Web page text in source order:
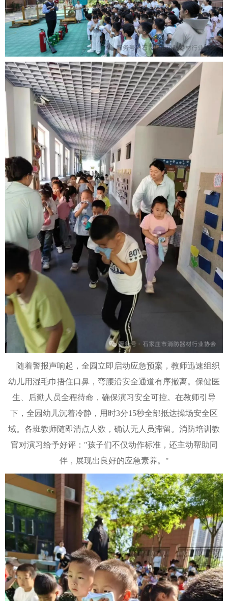
随着警报声响起，全园立即启动应急预案，教师迅速组织
幼儿用湿毛巾捂住口鼻，弯腰沿安全通道有序撤离。保健医
生、后勤人员全程待命，确保演习安全可控。在教师引导
下，全园幼儿沉着冷静，用时3分15秒全部抵达操场安全区
域。各班教师随即清点人数，确认无人员滞留。消防培训教
官对演习给予好评："孩子们不仅动作标准，还主动帮助同
伴，展现出良好的应急素养。"